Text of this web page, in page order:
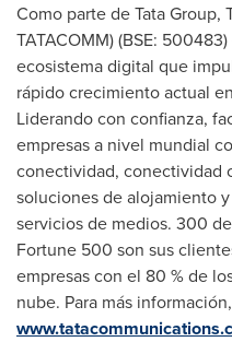
Como parte de Tata Group,
TATACOMM) (BSE:
ecosistema digital que
rápido crecimiento actual
Liderando con confianza,
empresas a nivel mundial
conectividad, conectividad
soluciones de alojamiento
servicios de medios. 300
Fortune 500 son sus
empresas con el 80 % de
nube. Para más